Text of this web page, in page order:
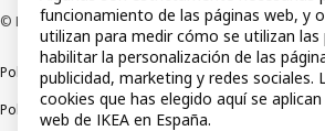
© Inter IKEA Systems B.V 1999-2026
Política de privacidadPolítica de cookiesTérminos
Política de divulgación responsable
funcionamiento de las páginas web, y
utilizan para medir cómo se utilizan las
habilitar la personalización de las
publicidad, marketing y redes sociales.
cookies que has elegido aquí se
web de IKEA en España.